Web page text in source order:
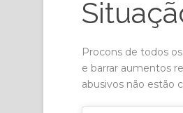
Procons de todos
e barrar aumentos
abusivos não estão